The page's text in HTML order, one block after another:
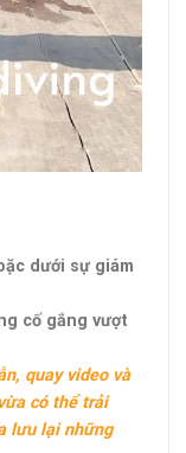
dưới sự giám
cố gắng vượt
quay video và
có thể trải
lưu lại những